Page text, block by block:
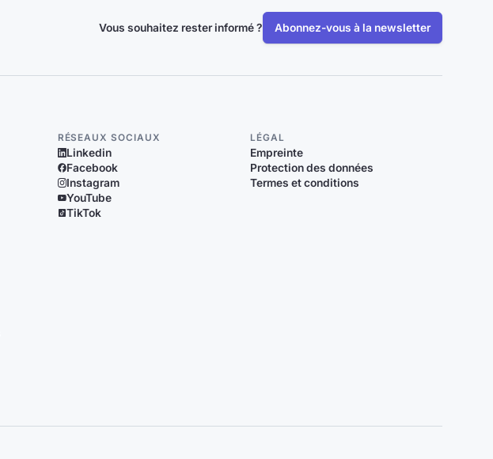
Vous souhaitez rester informé ? Abonnez-vous à la newsletter
RÉSEAUX SOCIAUX
Linkedin
Facebook
Instagram
YouTube
TikTok
LÉGAL
Empreinte
Protection des données
Termes et conditions